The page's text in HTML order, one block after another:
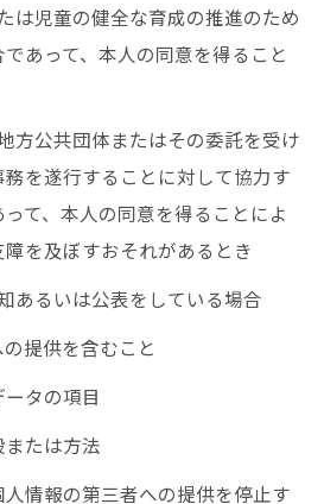
は児童の健全な育成の推進のため
あって、本人の同意を得ること
方公共団体またはその委託を受け
を遂行することに対して協力す
て、本人の同意を得ることによ
を及ぼすおそれがあるとき
あるいは公表をしている場合
提供を含むこと
タの項目
たは方法
情報の第三者への提供を停止す